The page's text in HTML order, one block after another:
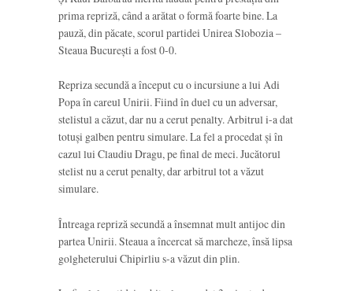
prima repriză, când a arătat o formă foarte bine. La
pauză, din păcate, scorul partidei Unirea Slobozia –
Steaua București a fost 0-0.
Repriza secundă a început cu o incursiune a lui Adi
Popa în careul Unirii. Fiind în duel cu un adversar,
stelistul a căzut, dar nu a cerut penalty. Arbitrul i-a dat
totuși galben pentru simulare. La fel a procedat și în
cazul lui Claudiu Dragu, pe final de meci. Jucătorul
stelist nu a cerut penalty, dar arbitrul tot a văzut
simulare.
Întreaga repriză secundă a însemnat mult antijoc din
partea Unirii. Steaua a încercat să marcheze, însă lipsa
golgheterului Chipirliu s-a văzut din plin.